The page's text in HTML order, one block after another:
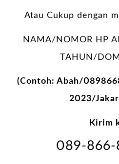
Atau Cukup dengan
NAMA/NOMOR HP
TAHUN/
(Contoh: Abah/
2023/
Kirim
089-866-